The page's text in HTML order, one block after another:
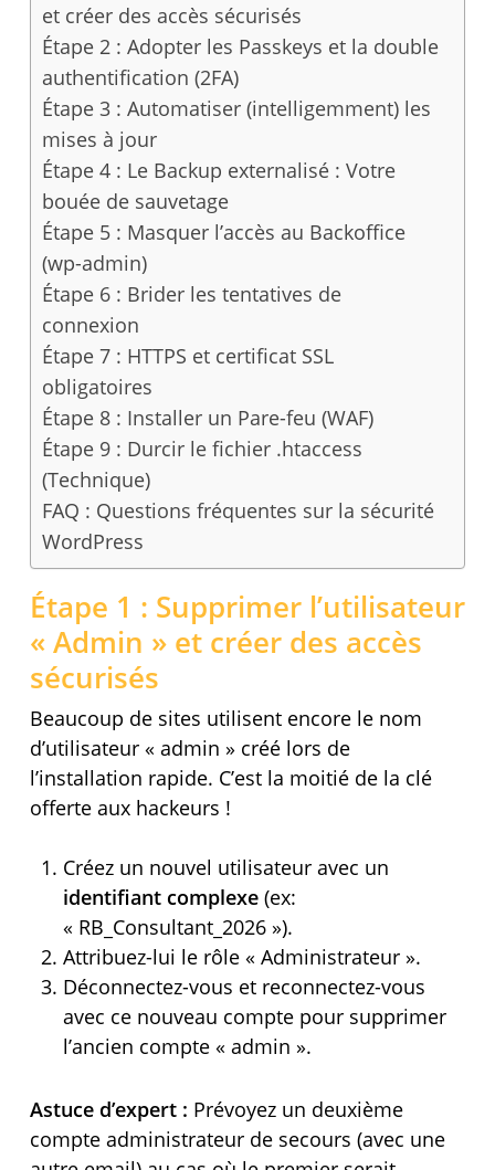
et créer des accès sécurisés
Étape 2 : Adopter les Passkeys et la double
authentification (2FA)
Étape 3 : Automatiser (intelligemment) les
mises à jour
Étape 4 : Le Backup externalisé : Votre
bouée de sauvetage
Étape 5 : Masquer l’accès au Backoffice
(wp-admin)
Étape 6 : Brider les tentatives de
connexion
Étape 7 : HTTPS et certificat SSL
obligatoires
Étape 8 : Installer un Pare-feu (WAF)
Étape 9 : Durcir le fichier .htaccess
(Technique)
FAQ : Questions fréquentes sur la sécurité
WordPress
Étape 1 : Supprimer l’utilisateur
« Admin » et créer des accès
sécurisés
Beaucoup de sites utilisent encore le nom
d’utilisateur « admin » créé lors de
l’installation rapide. C’est la moitié de la clé
offerte aux hackeurs !
Créez un nouvel utilisateur avec un
identifiant complexe(ex:
« RB_Consultant_2026 »).
Attribuez-lui le rôle « Administrateur ».
Déconnectez-vous et reconnectez-vous
avec ce nouveau compte pour supprimer
l’ancien compte « admin ».
Astuce d’expert : Prévoyez un deuxième
compte administrateur de secours (avec une